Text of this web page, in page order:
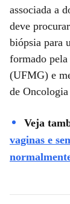
associada a
deve
biópsia para
formado
(UFMG) e
de
Veja
vaginas e